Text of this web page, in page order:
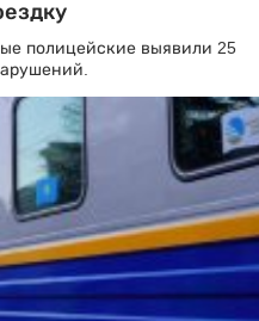
полицейские выявили 25